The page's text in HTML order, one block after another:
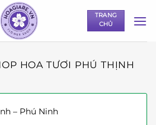
TRANG
CHỦ
HOA TƯƠI PHÚ THỊNH
– Phú Ninh